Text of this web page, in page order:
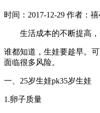
时间：2017-12-29 作者：
生活成本的不断提高，
谁都知道，生娃要趁早。
面临很多风险。
一、25岁生娃pk35岁生娃
1.卵子质量